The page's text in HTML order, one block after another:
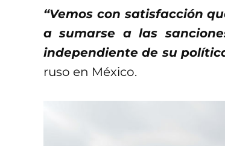
“Vemos con satisfacción
a sumarse a las
independiente de su
ruso en México.